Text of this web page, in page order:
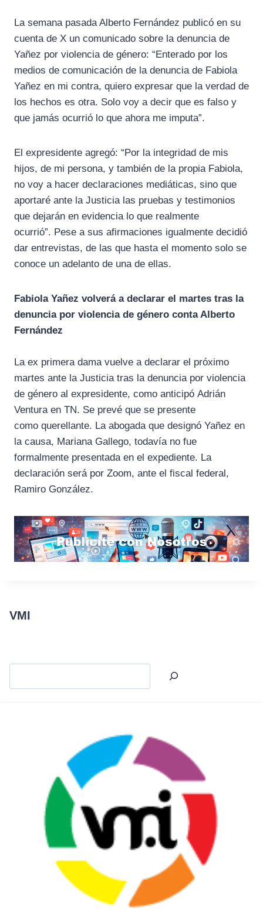
La semana pasada Alberto Fernández publicó en su
cuenta de X un comunicado sobre la denuncia de
Yañez por violencia de género: “Enterado por los
medios de comunicación de la denuncia de Fabiola
Yañez en mi contra, quiero expresar que la verdad de
los hechos es otra. Solo voy a decir que es falso y
que jamás ocurrió lo que ahora me imputa”.
El expresidente agregó: “Por la integridad de mis
hijos, de mi persona, y también de la propia Fabiola,
no voy a hacer declaraciones mediáticas, sino que
aportaré ante la Justicia las pruebas y testimonios
que dejarán en evidencia lo que realmente
ocurrió”. Pese a sus afirmaciones igualmente decidió
dar entrevistas, de las que hasta el momento solo se
conoce un adelanto de una de ellas.
Fabiola Yañez volverá a declarar el martes tras la
denuncia por violencia de género conta Alberto
Fernández
La ex primera dama vuelve a declarar el próximo
martes ante la Justicia tras la denuncia por violencia
de género al expresidente, como anticipó Adrián
Ventura en TN. Se prevé que se presente
como querellante. La abogada que designó Yañez en
la causa, Mariana Gallego, todavía no fue
formalmente presentada en el expediente. La
declaración será por Zoom, ante el fiscal federal,
Ramiro González.
VMI